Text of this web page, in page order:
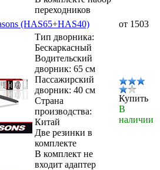
переходников
(HAS65+HAS40)
от 1503
Тип дворника:
Бескаркасный
Водительский
дворник: 65 см
Пассажирский
дворник: 40 см
Страна
производства:
Китай
Две резинки в
комплекте
В комплект не
входит адаптер
Купить
В
наличии